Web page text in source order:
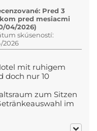
Pred 3
pred mesiacmi
04/2026)
skúseností:
2026
mit ruhigem
doch nur 10
zum Sitzen
im